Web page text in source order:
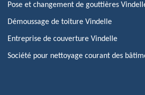
Pose et changement de gouttières
Démoussage de toiture Vindelle
Entreprise de couverture Vindelle
Société pour nettoyage courant des